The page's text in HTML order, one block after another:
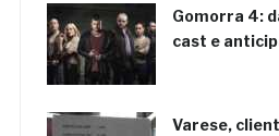
Gomorra 4:
cast e
Varese,